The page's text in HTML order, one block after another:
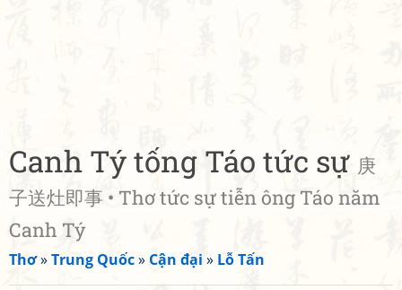
Canh Tý tống Táo tức sự 庚
子送灶即事 • Thơ tức sự tiễn ông Táo năm
Canh Tý
Thơ»Trung Quốc» Cận đại » Lỗ Tấn